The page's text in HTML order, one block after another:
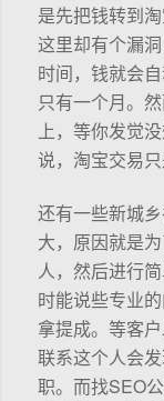
是先把钱转到
这里却有个漏
时间，钱就会
只有一个月。
上，等你发觉
说，淘宝交易
还有一些新城
大，原因就是
人，然后进行
时能说些专业
拿提成。等客
联系这个人会
职。而找SEO